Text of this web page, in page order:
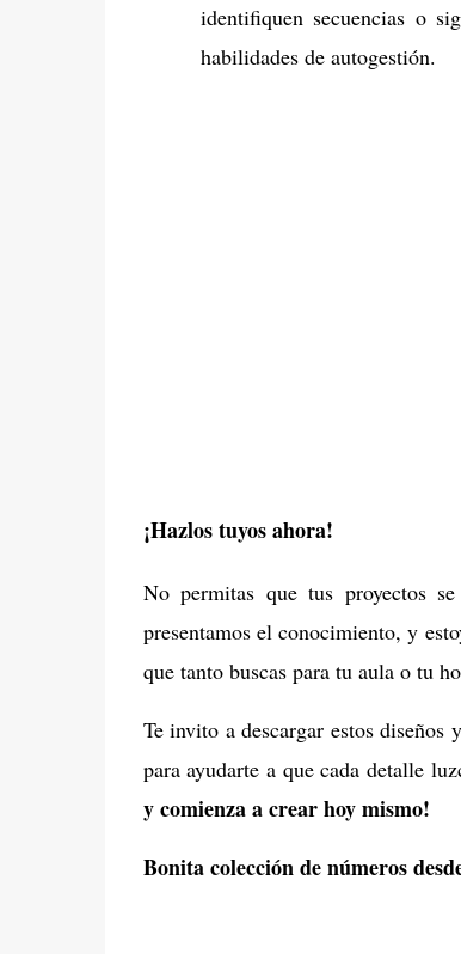
identifiquen secuencias o
habilidades de autogestión.
¡Hazlos tuyos ahora!
No permitas que tus proyectos
presentamos el conocimiento, y
que tanto buscas para tu aula o tu
Te invito a descargar estos
para ayudarte a que cada detalle
y comienza a crear hoy mismo!
Bonita colección de números